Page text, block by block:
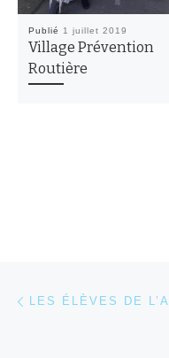
Publié 1 juillet 2019
Village Prévention
Routière
Parcourir